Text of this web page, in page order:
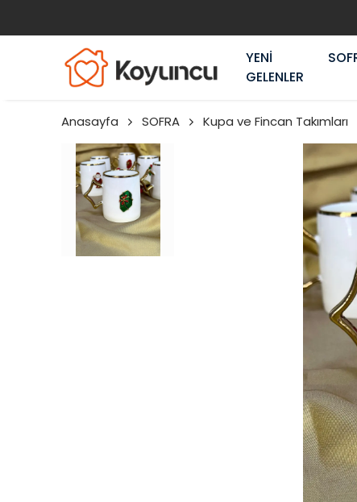
YENİ
GELENLER
Anasayfa SOFRA Kupa ve Fincan Takımları